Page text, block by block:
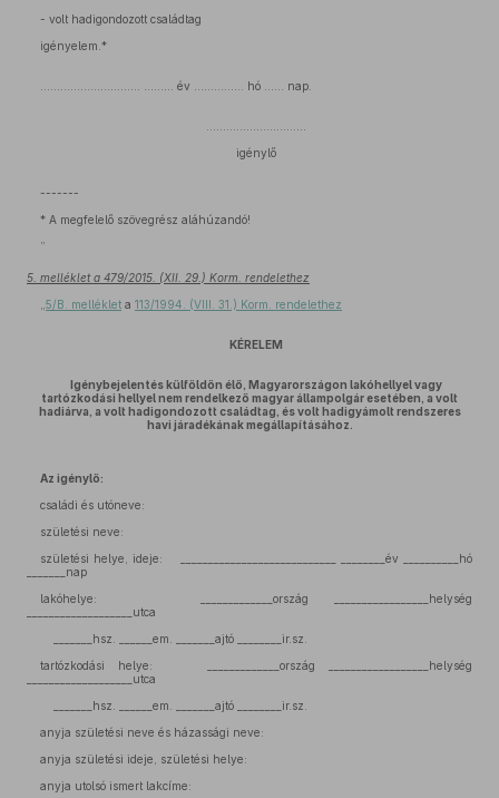
- volt hadigondozott családtag
igényelem.*
………………………… ……… év …………… hó …… nap.
igénylő
-------
* A megfelelő szövegrész aláhúzandó!
”
5. melléklet a 479/2015. (XII. 29.) Korm. rendelethez
5/B. melléklet a 113/1994. (VIII. 31.) Korm. rendelethez
KÉRELEM
Igénybejelentés külföldön élő, Magyarországon lakóhellyel vagy
tartózkodási hellyel nem rendelkező magyar állampolgár esetében, a volt
hadiárva, a volt hadigondozott családtag, és volt hadigyámolt rendszeres
havi járadékának megállapításához.
Az igénylő:
családi és utóneve:
születési neve:
születési helye, ideje: ____________________________ ________év __________hó
_______nap
lakóhelye: _____________ország _________________helység
___________________utca
_______hsz. ______em. _______ajtó ________ir.sz.
tartózkodási helye: _____________ország __________________helység
___________________utca
_______hsz. ______em. _______ajtó ________ir.sz.
anyja születési neve és házassági neve:
anyja születési ideje, születési helye:
anyja utolsó ismert lakcíme: